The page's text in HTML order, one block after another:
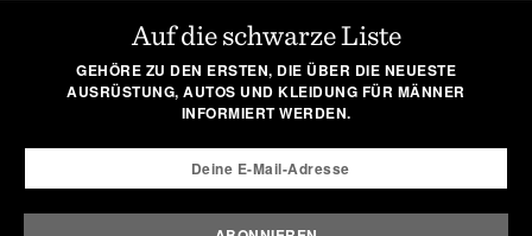
Auf die schwarze Liste
GEHÖRE ZU DEN ERSTEN, DIE ÜBER DIE NEUESTE
AUSRÜSTUNG, AUTOS UND KLEIDUNG FÜR MÄNNER
INFORMIERT WERDEN.